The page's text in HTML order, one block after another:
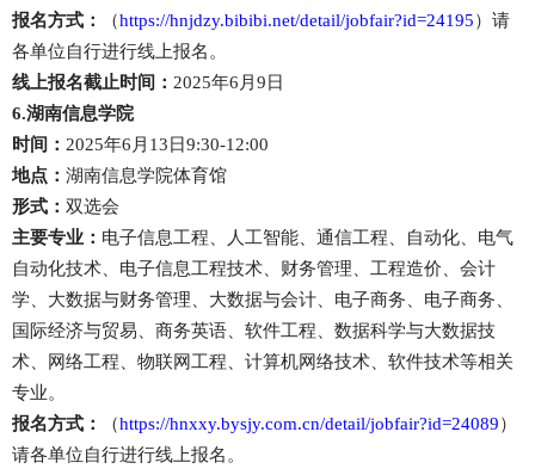
报名方式：
（https://hnjdzy.bibibi.net/detail/jobfair?id=24195）请
各单位自行进行线上报名。
线上报名截止时间： 2025年6月9日
6.湖南信息学院
时间： 2025年6月13日9:30-12:00
地点： 湖南信息学院体育馆
形式： 双选会
主要专业： 电子信息工程、人工智能、通信工程、自动化、电气
自动化技术、电子信息工程技术、财务管理、工程造价、会计
学、大数据与财务管理、大数据与会计、电子商务、电子商务、
国际经济与贸易、商务英语、软件工程、数据科学与大数据技
术、网络工程、物联网工程、计算机网络技术、软件技术等相关
专业。
报名方式：
（https://hnxxy.bysjy.com.cn/detail/jobfair?id=24089）
请各单位自行进行线上报名。